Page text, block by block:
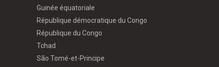
Guinée équatoriale
République démocratique du Congo
République du Congo
Tchad
São Tomé-et-Principe